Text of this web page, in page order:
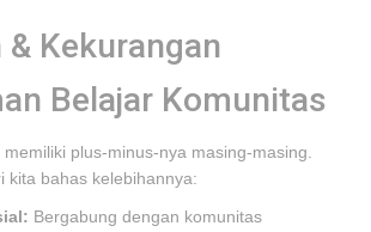
& Kekurangan
Belajar Komunitas
plus-minus-nya masing-masing.
kita bahas kelebihannya:
Bergabung dengan komunitas